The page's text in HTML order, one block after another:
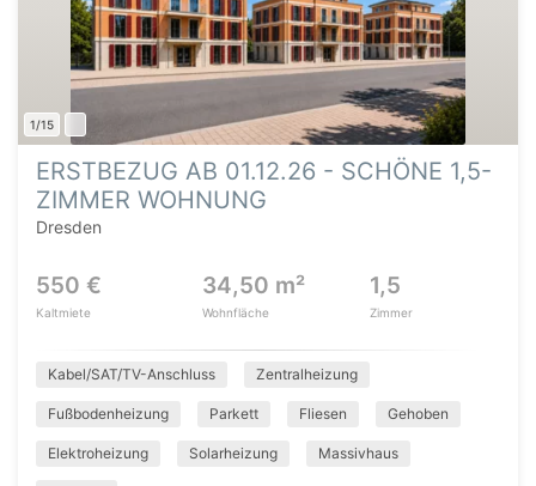
1/15
ERSTBEZUG AB 01.12.26 - SCHÖNE 1,5-
ZIMMER WOHNUNG
Dresden
550 €
Kaltmiete
34,50 m²
Wohnfläche
1,5
Zimmer
Kabel/SAT/TV-Anschluss Zentralheizung
Fußbodenheizung Parkett Fliesen Gehoben
Elektroheizung Solarheizung Massivhaus